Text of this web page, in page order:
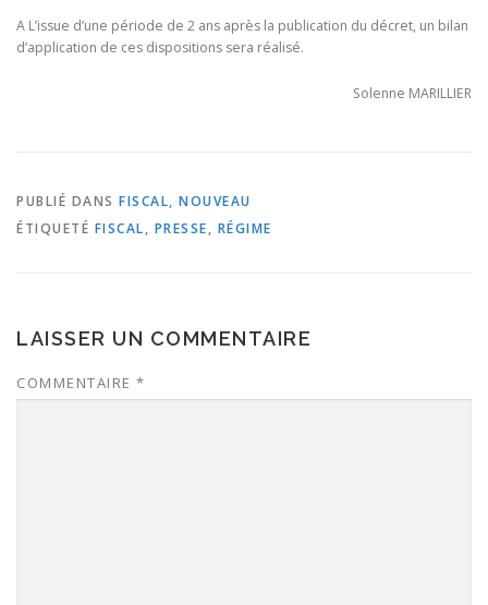
A L’issue d’une période de 2 ans après la publication du décret, un bilan
d’application de ces dispositions sera réalisé.
Solenne MARILLIER
PUBLIÉ DANS FISCAL, NOUVEAU
ÉTIQUETÉ FISCAL, PRESSE, RÉGIME
LAISSER UN COMMENTAIRE
COMMENTAIRE *